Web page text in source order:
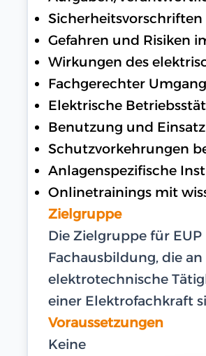
Gefahren und Risiken
Wirkungen des
Fachgerechter
Elektrische
Benutzung und
Schutzvorkehrungen
Anlagenspezifische
Onlinetrainings mit
Zielgruppe
Die Zielgruppe für
Fachausbildung, die
elektrotechnische
einer Elektrofachkraft
Voraussetzungen
Keine